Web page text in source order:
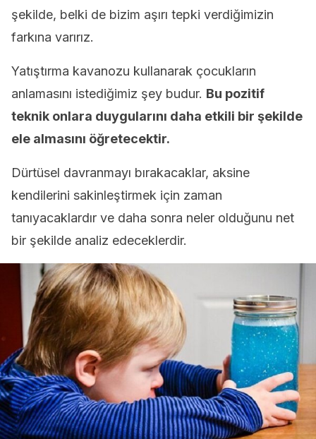
şekilde, belki de bizim aşırı tepki verdiğimizin
farkına varırız.
Yatıştırma kavanozu kullanarak çocukların
anlamasını istediğimiz şey budur. Bu pozitif
teknik onlara duygularını daha etkili bir şekilde
ele almasını öğretecektir.
Dürtüsel davranmayı bırakacaklar, aksine
kendilerini sakinleştirmek için zaman
tanıyacaklardır ve daha sonra neler olduğunu net
bir şekilde analiz edeceklerdir.